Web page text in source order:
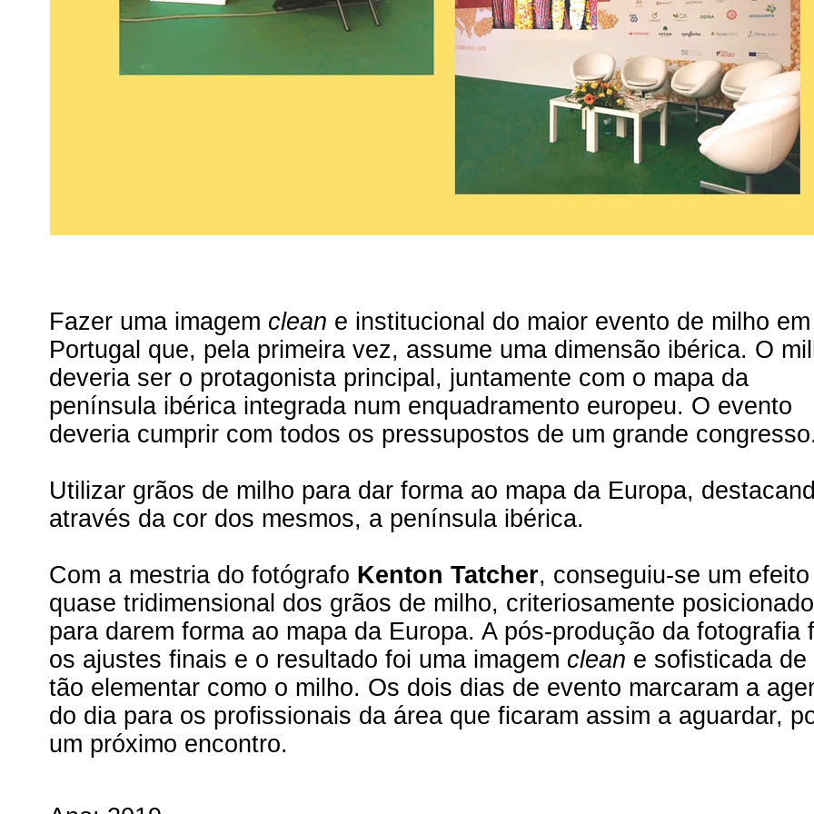
Fazer uma imagem clean e institucional do maior evento de milho em
Portugal que, pela primeira vez, assume uma dimensão ibérica. O
deveria ser o protagonista principal, juntamente com o mapa da
península ibérica integrada num enquadramento europeu. O evento
deveria cumprir com todos os pressupostos de um grande
Utilizar grãos de milho para dar forma ao mapa da Europa,
através da cor dos mesmos, a península ibérica.
Com a mestria do fotógrafo Kenton Tatcher, conseguiu-se um efeito
quase tridimensional dos grãos de milho, criteriosamente
para darem forma ao mapa da Europa. A pós-produção da fotografia
os ajustes finais e o resultado foi uma imagem clean e sofisticada de
tão elementar como o milho. Os dois dias de evento marcaram a
do dia para os profissionais da área que ficaram assim a aguardar,
um próximo encontro.